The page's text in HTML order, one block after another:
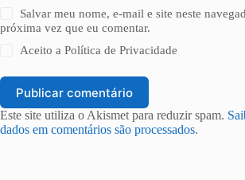
Salvar meu nome, e-mail e site neste
próxima vez que eu comentar.
Aceito aPolítica de Privacidade
Publicar comentário
Este site utiliza o Akismet para reduzir spam.
dados em comentários são processados.